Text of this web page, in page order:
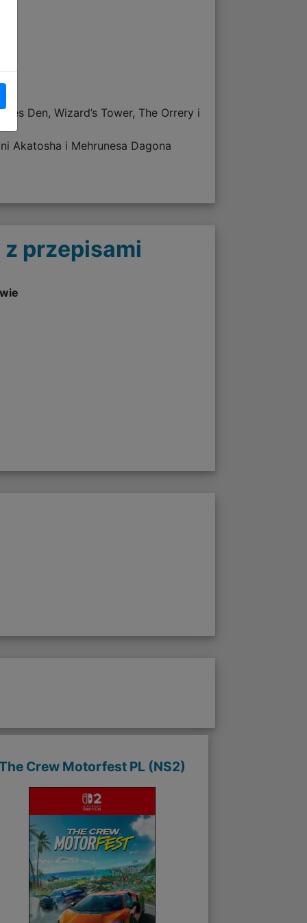
Den, Wizard’s Tower, The Orrery i
Akatosha i Mehrunesa Dagona
przepisami
Crew Motorfest PL (NS2)